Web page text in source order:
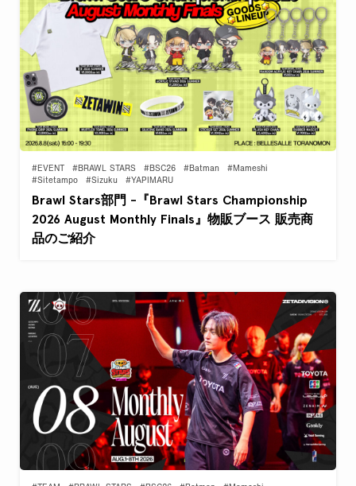
#EVENT #BRAWL STARS #BSC26 #Batman
#Mameshi
#Sitetampo
#Sizuku #YAPIMARU
Brawl Stars部門 -『Brawl Stars Championship
2026 August Monthly Finals』物販ブース 販売商
品のご紹介